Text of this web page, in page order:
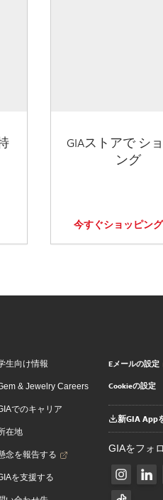
GIAストアで シ
ング
今すぐショッピン
生向け情報
& Jewelry Careers
でのキャリア
在地
念を報告する
を支援する
Eメールの設定
Cookieの設定
新GIA App
GIAをフォ